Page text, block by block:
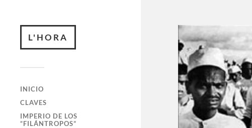
L'HORA
INICIO
CLAVES
IMPERIO DE LOS
“FILÁNTROPOS”